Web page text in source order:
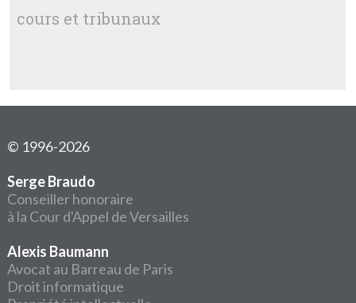
cours et tribunaux
© 1996-2026
Serge Braudo
Conseiller honoraire
à la Cour d'Appel de Versailles
Alexis Baumann
Avocat au Barreau de Paris
Droit informatique